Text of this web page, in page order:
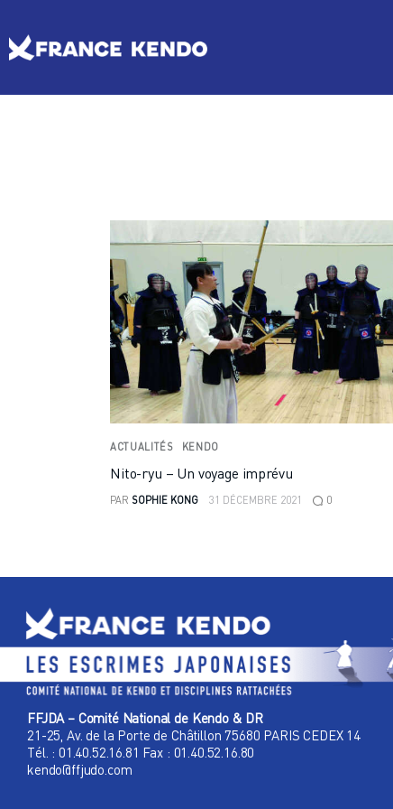
Le Comité France Kendo
Espace licencié-e-s
ACTUALITÉS KENDO
Nito-ryu – Un voyage imprévu
PAR SOPHIE KONG 31 DÉCEMBRE 2021 0
FFJDA – Comité National de Kendo & DR
21-25, Av. de la Porte de Châtillon 75680 PARIS CEDEX 14
Tél. : 01.40.52.16.81 Fax : 01.40.52.16.80
kendo@ffjudo.com